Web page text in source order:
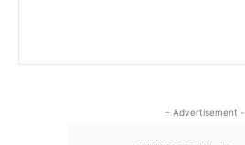
- Advertisement -